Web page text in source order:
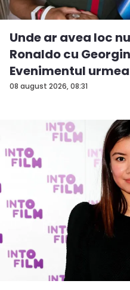
08 august 2026, 08:31
Unde ar avea loc
Ronaldo cu
Evenimentul